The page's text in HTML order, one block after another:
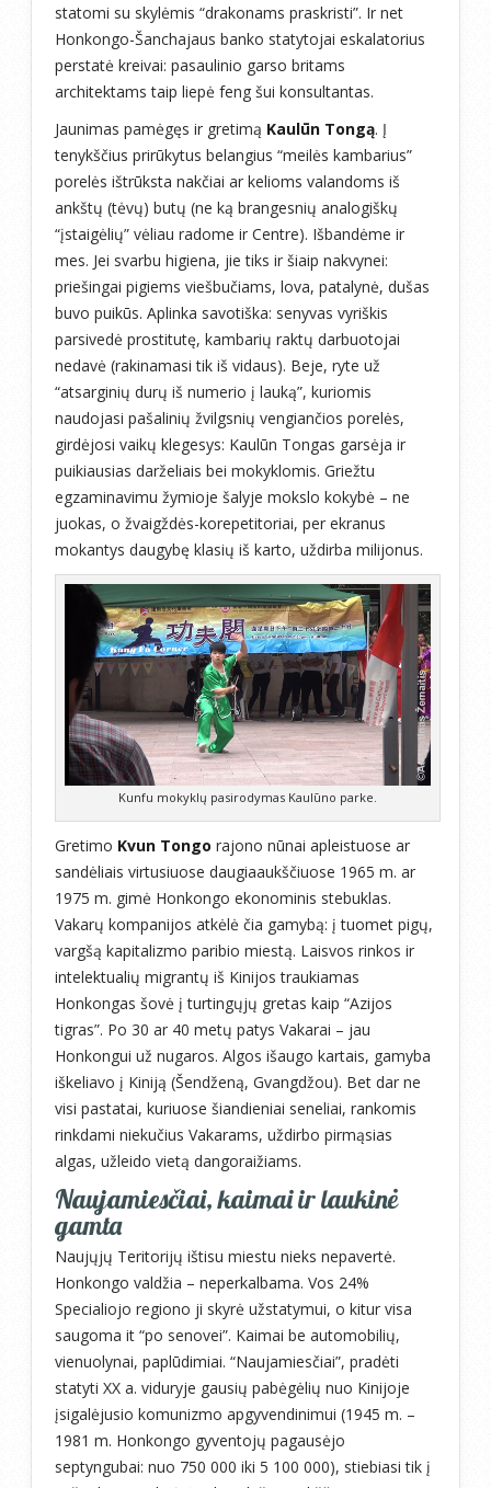
statomi su skylėmis “drakonams praskristi”. Ir net
Honkongo-Šanchajaus banko statytojai eskalatorius
perstatė kreivai: pasaulinio garso britams
architektams taip liepė feng šui konsultantas.
Jaunimas pamėgęs ir gretimą Kaulūn Tongą. Į
tenykščius prirūkytus belangius “meilės kambarius”
porelės ištrūksta nakčiai ar kelioms valandoms iš
ankštų (tėvų) butų (ne ką brangesnių analogiškų
“įstaigėlių” vėliau radome ir Centre). Išbandėme ir
mes. Jei svarbu higiena, jie tiks ir šiaip nakvynei:
priešingai pigiems viešbučiams, lova, patalynė, dušas
buvo puikūs. Aplinka savotiška: senyvas vyriškis
parsivedė prostitutę, kambarių raktų darbuotojai
nedavė (rakinamasi tik iš vidaus). Beje, ryte už
“atsarginių durų iš numerio į lauką”, kuriomis
naudojasi pašalinių žvilgsnių vengiančios porelės,
girdėjosi vaikų klegesys: Kaulūn Tongas garsėja ir
puikiausias darželiais bei mokyklomis. Griežtu
egzaminavimu žymioje šalyje mokslo kokybė – ne
juokas, o žvaigždės-korepetitoriai, per ekranus
mokantys daugybę klasių iš karto, uždirba milijonus.
Kunfu mokyklų pasirodymas Kaulūno parke.
Gretimo Kvun Tongo rajono nūnai apleistuose ar
sandėliais virtusiuose daugiaaukščiuose 1965 m. ar
1975 m. gimė Honkongo ekonominis stebuklas.
Vakarų kompanijos atkėlė čia gamybą: į tuomet pigų,
vargšą kapitalizmo paribio miestą. Laisvos rinkos ir
intelektualių migrantų iš Kinijos traukiamas
Honkongas šovė į turtingųjų gretas kaip “Azijos
tigras”. Po 30 ar 40 metų patys Vakarai – jau
Honkongui už nugaros. Algos išaugo kartais, gamyba
iškeliavo į Kiniją (Šendženą, Gvangdžou). Bet dar ne
visi pastatai, kuriuose šiandieniai seneliai, rankomis
rinkdami niekučius Vakarams, uždirbo pirmąsias
algas, užleido vietą dangoraižiams.
Naujamiesčiai, kaimai ir laukinė
gamta
Naujųjų Teritorijų ištisu miestu nieks nepavertė.
Honkongo valdžia – neperkalbama. Vos 24%
Specialiojo regiono ji skyrė užstatymui, o kitur visa
saugoma it “po senovei”. Kaimai be automobilių,
vienuolynai, paplūdimiai. “Naujamiesčiai”, pradėti
statyti XX a. viduryje gausių pabėgėlių nuo Kinijoje
įsigalėjusio komunizmo apgyvendinimui (1945 m. –
1981 m. Honkongo gyventojų pagausėjo
septyngubai: nuo 750 000 iki 5 100 000), stiebiasi tik į